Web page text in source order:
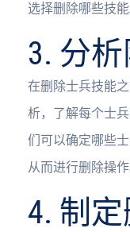
选择删除哪些技能
3. 分
在删除士兵技能
析，了解每个士
们可以确定哪些
从而进行删除操作
4. 制